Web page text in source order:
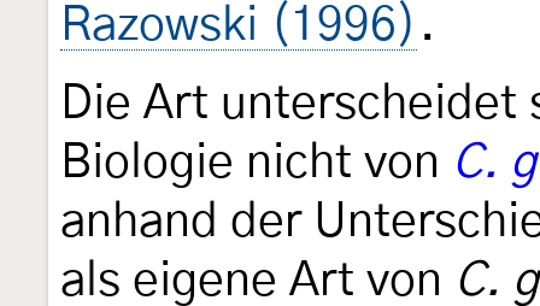
Razowski (1996) .
Die Art unterscheidet
Biologie nicht von C.
anhand der
als eigene Art von C.